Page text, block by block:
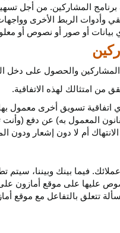
المشاركين. من أجل
وأدوات الربط الأخرى
بيانات أو صور أو نصوص أو
المشاركين والحصول على دخل
من امتثالك لهذه الاتفاقية.
اتفاقية تسويق أخرى معمول
المعمول به) عن دفع
أم لا دون إشعار ودون
فيما بينك وبيننا، سيتم
عليها على موقع أمازون
تتعلق بالتفاعل مع